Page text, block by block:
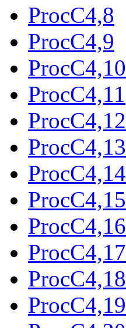
ProcC4,8
ProcC4,9
ProcC4,10
ProcC4,11
ProcC4,12
ProcC4,13
ProcC4,14
ProcC4,15
ProcC4,16
ProcC4,17
ProcC4,18
ProcC4,19